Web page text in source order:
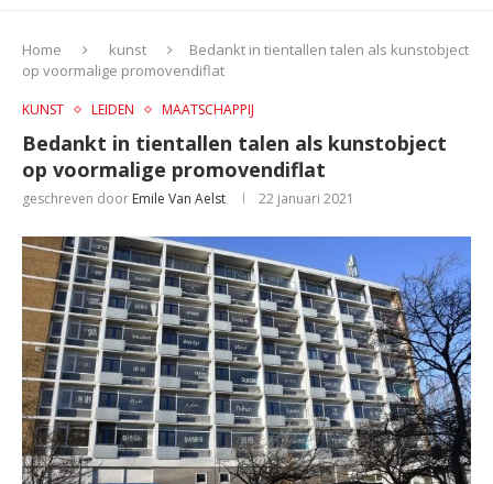
Home kunst
Bedankt in tientallen talen als kunstobject
op voormalige promovendiflat
KUNST LEIDEN MAATSCHAPPIJ
Bedankt in tientallen talen als kunstobject
op voormalige promovendiflat
geschreven door Emile Van Aelst 22 januari 2021